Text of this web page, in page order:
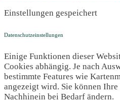
Einstellungen gespeichert
Datenschutzeinstellungen
Einige Funktionen dieser
Cookies abhängig. Je nach
bestimmte Features wie
angezeigt wird. Sie können
Nachhinein bei Bedarf ändern.